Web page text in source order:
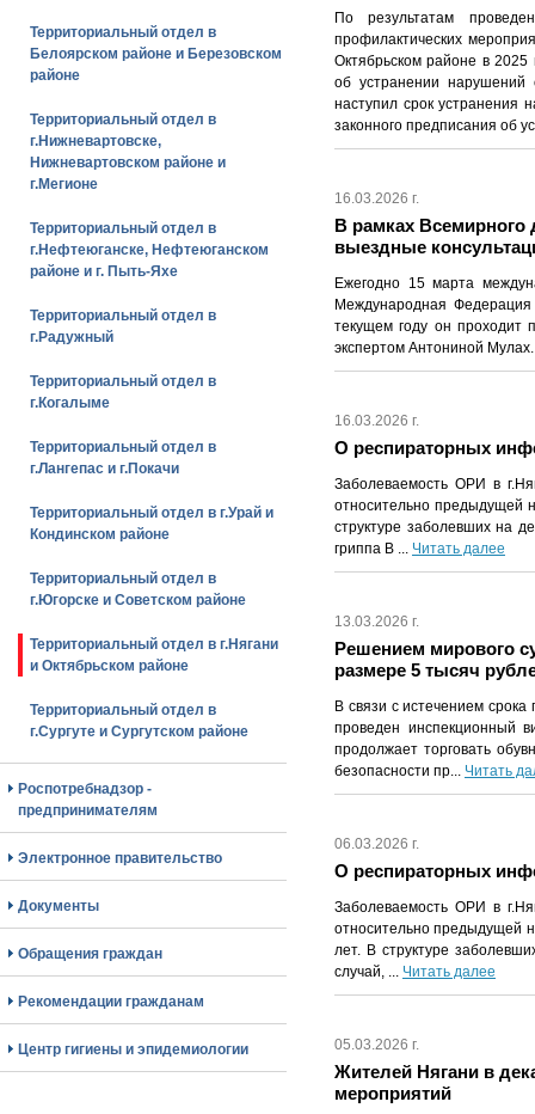
Территориальный отдел в
Белоярском районе и Березовском
районе
Территориальный отдел в
г.Нижневартовске,
Нижневартовском районе и
г.Мегионе
Территориальный отдел в
г.Нефтеюганске, Нефтеюганском
районе и г. Пыть-Яхе
Территориальный отдел в
г.Радужный
Территориальный отдел в
г.Когалыме
Территориальный отдел в
г.Лангепас и г.Покачи
Территориальный отдел в г.Урай и
Кондинском районе
Территориальный отдел в
г.Югорске и Советском районе
Территориальный отдел в г.Нягани
и Октябрьском районе
Территориальный отдел в
г.Сургуте и Сургутском районе
Роспотребнадзор -
предпринимателям
Электронное правительство
Документы
Обращения граждан
Рекомендации гражданам
Центр гигиены и эпидемиологии
По результатам
профилактических
Октябрьском районе в
об устранении нарушений
наступил срок устранения
законного предписания об
16.03.2026 г.
В рамках Всемирного
выездные
Ежегодно 15 марта
Международная
текущем году он проходит
экспертом Антониной
16.03.2026 г.
О респираторных
Заболеваемость ОРИ в
относительно предыдущей
структуре заболевших на
гриппа В ... Читать далее
13.03.2026 г.
Решением мирового
размере 5 тысяч
В связи с истечением
проведен инспекционный
продолжает торговать
безопасности пр... Читать
06.03.2026 г.
О респираторных
Заболеваемость ОРИ в
относительно предыдущей
лет. В структуре
случай, ... Читать далее
05.03.2026 г.
Жителей Нягани в
мероприятий